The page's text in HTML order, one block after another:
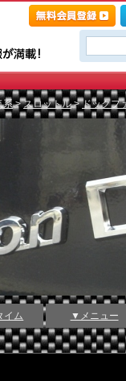
系>スロットル>ドックフ
イム ▼メニュー